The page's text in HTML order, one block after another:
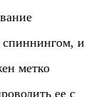
спиннингом, и
метко
ее с